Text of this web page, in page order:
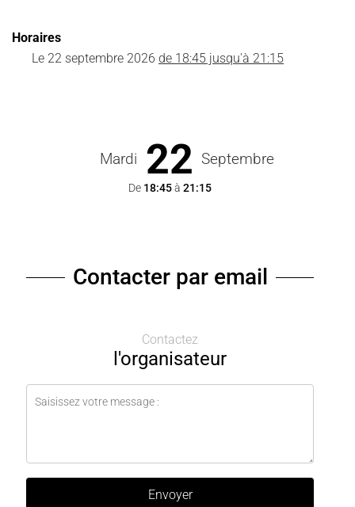
Horaires
Le 22 septembre 2026 de 18:45 jusqu'à 21:15
Mardi 22 Septembre
De 18:45à 21:15
Contacter par email
Contactez
l'organisateur
Envoyer